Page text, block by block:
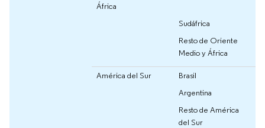
África
Sudáfrica
Resto de Oriente
Medio y África
América del Sur
Brasil
Argentina
Resto de América
del Sur